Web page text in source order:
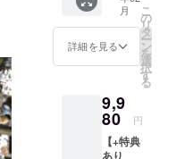
候補日
より要
相談 (１
事前相
談の上
発送予
定)
の送付
★プラ
ス特
典 半
年間の
格での
生しい
たけ買
取権 (ご
月
詳細を見る
こ
の
リ
タ
ー
ン
を
選
択
す
る
9,9
80 円
【+特典
あり